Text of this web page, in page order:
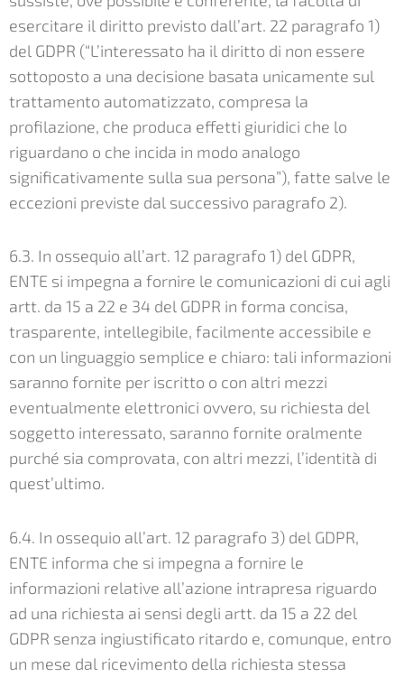
esercitare il diritto previsto dall’art. 22 paragrafo 1)
del GDPR (“L’interessato ha il diritto di non essere
sottoposto a una decisione basata unicamente sul
trattamento automatizzato, compresa la
profilazione, che produca effetti giuridici che lo
riguardano o che incida in modo analogo
significativamente sulla sua persona”), fatte salve le
eccezioni previste dal successivo paragrafo 2).
6.3. In ossequio all’art. 12 paragrafo 1) del GDPR,
ENTE si impegna a fornire le comunicazioni di cui agli
artt. da 15 a 22 e 34 del GDPR in forma concisa,
trasparente, intellegibile, facilmente accessibile e
con un linguaggio semplice e chiaro: tali informazioni
saranno fornite per iscritto o con altri mezzi
eventualmente elettronici ovvero, su richiesta del
soggetto interessato, saranno fornite oralmente
purché sia comprovata, con altri mezzi, l’identità di
quest’ultimo.
6.4. In ossequio all’art. 12 paragrafo 3) del GDPR,
ENTE informa che si impegna a fornire le
informazioni relative all’azione intrapresa riguardo
ad una richiesta ai sensi degli artt. da 15 a 22 del
GDPR senza ingiustificato ritardo e, comunque, entro
un mese dal ricevimento della richiesta stessa